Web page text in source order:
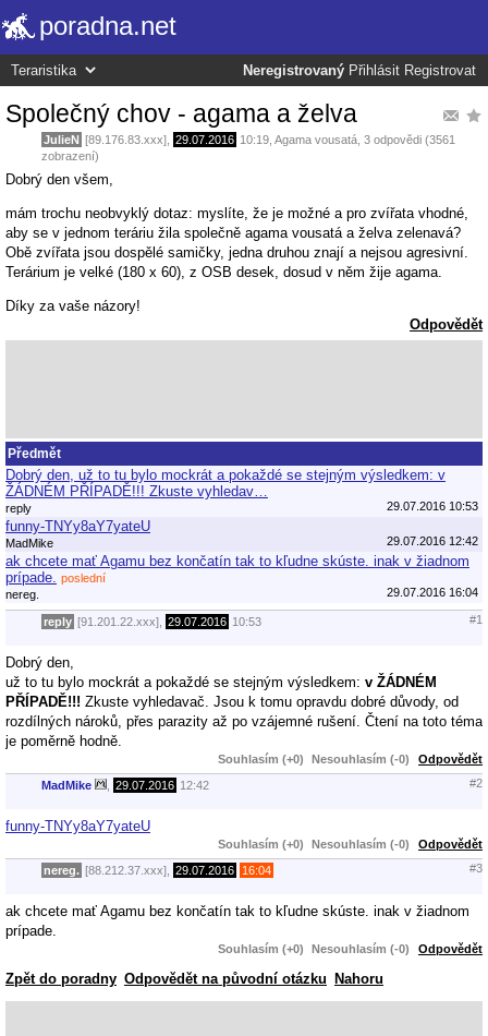
poradna.net
Neregistrovaný Přihlásit Registrovat
Společný chov - agama a želva
JulieN [89.176.83.xxx], 29.07.2016 10:19 Agama vousatá , 3 odpovědi (3561
zobrazení)
Dobrý den všem,
mám trochu neobvyklý dotaz: myslíte, že je možné a pro zvířata vhodné,
aby se v jednom teráriu žila společně agama vousatá a želva zelenavá?
Obě zvířata jsou dospělé samičky, jedna druhou znají a nejsou agresivní.
Terárium je velké (180 x 60), z OSB desek, dosud v něm žije agama.
Díky za vaše názory!
Odpovědět
Předmět
Dobrý den, už to tu bylo mockrát a pokaždé se stejným výsledkem: v
ŽÁDNÉM PŘÍPADĚ!!! Zkuste vyhledav…
reply 29.07.2016 10:53
funny-TNYy8aY7yateU
MadMike 29.07.2016 12:42
ak chcete mať Agamu bez končatín tak to kľudne skúste. inak v žiadnom
prípade.
poslední
nereg.
29.07.2016 16:04
reply [91.201.22.xxx], 29.07.2016 10:53 #1
Dobrý den,
už to tu bylo mockrát a pokaždé se stejným výsledkem: v ŽÁDNÉM
PŘÍPADĚ!!! Zkuste vyhledavač. Jsou k tomu opravdu dobré důvody, od
rozdílných nároků, přes parazity až po vzájemné rušení. Čtení na toto téma
je poměrně hodně.
Souhlasím (+0) Nesouhlasím (-0) Odpovědět
MadMike 29.07.2016 12:42 #2
funny-TNYy8aY7yateU
Souhlasím (+0) Nesouhlasím (-0) Odpovědět
nereg. [88.212.37.xxx], 29.07.2016 16:04 #3
ak chcete mať Agamu bez končatín tak to kľudne skúste. inak v žiadnom
prípade.
Souhlasím (+0) Nesouhlasím (-0) Odpovědět
Zpět do poradny Odpovědět na původní otázku Nahoru